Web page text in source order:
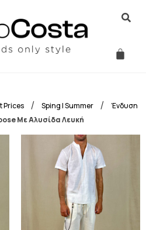
Prices / Sping | Summer / Ένδυση
Με Αλυσίδα Λευκή